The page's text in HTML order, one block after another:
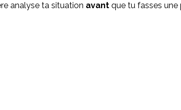
analyse ta situation avant que tu fasses une